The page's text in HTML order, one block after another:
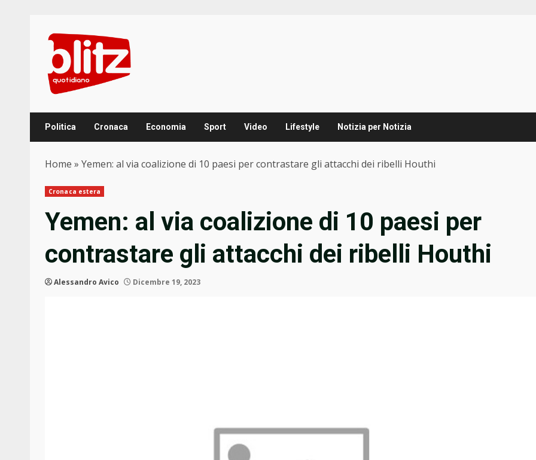
content
Politica Cronaca Economia Sport Video Lifestyle Notizia per Notizia
Home » Yemen: al via coalizione di 10 paesi per contrastare gli attacchi dei ribelli Houthi
Cronaca estera
Yemen: al via coalizione di 10 paesi per
contrastare gli attacchi dei ribelli Houthi
Alessandro Avico Dicembre 19, 2023